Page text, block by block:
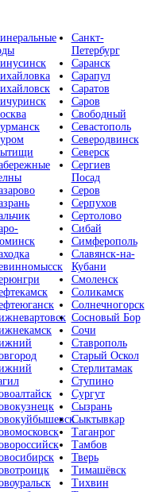
Санкт-
Петербург
Саранск
Сарапул
Саратов
Саров
Свободный
Севастополь
Северодвинск
Северск
Сергиев
Посад
Серов
Серпухов
Сертолово
Сибай
Симферополь
Славянск-на-
Кубани
Смоленск
Соликамск
Солнечногорск
Сосновый Бор
Сочи
Ставрополь
Старый Оскол
Стерлитамак
Ступино
Сургут
Сызрань
Сыктывкар
Таганрог
Тамбов
Тверь
Тимашёвск
Тихвин